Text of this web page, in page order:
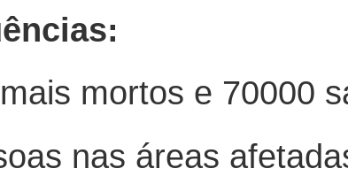
mortos e 70000
nas áreas